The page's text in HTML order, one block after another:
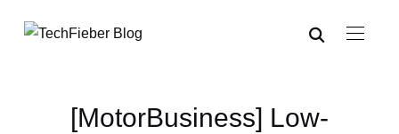
[MotorBusiness] Low-